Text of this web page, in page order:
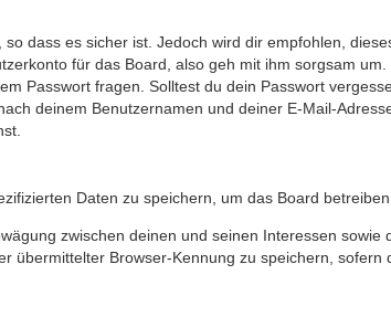
dass es sicher ist. Jedoch wird dir empfohlen,
für das Board, also geh mit ihm sorgsam
Passwort fragen. Solltest du dein Passwort
deinem Benutzernamen und deiner E-Mail-
Daten zu speichern, um das Board
zwischen deinen und seinen Interessen
übermittelter Browser-Kennung zu speichern,